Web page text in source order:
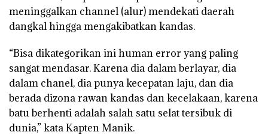
meninggalkan channel (alur) mendekati daerah
dangkal hingga mengakibatkan kandas.
“Bisa dikategorikan ini human error yang paling
sangat mendasar. Karena dia dalam berlayar, dia
dalam chanel, dia punya kecepatan laju, dan dia
berada dizona rawan kandas dan kecelakaan, karena
batu berhenti adalah salah satu selat tersibuk di
dunia,” kata Kapten Manik.